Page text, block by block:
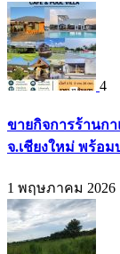
4
ขายกิจการร้านก
จ.เชียงใหม่ พร้อม
1 พฤษภาคม 2026